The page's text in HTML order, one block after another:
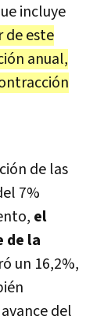
incluye
de este
anual,
de las
7%
el
de la
un 16,2%,
del